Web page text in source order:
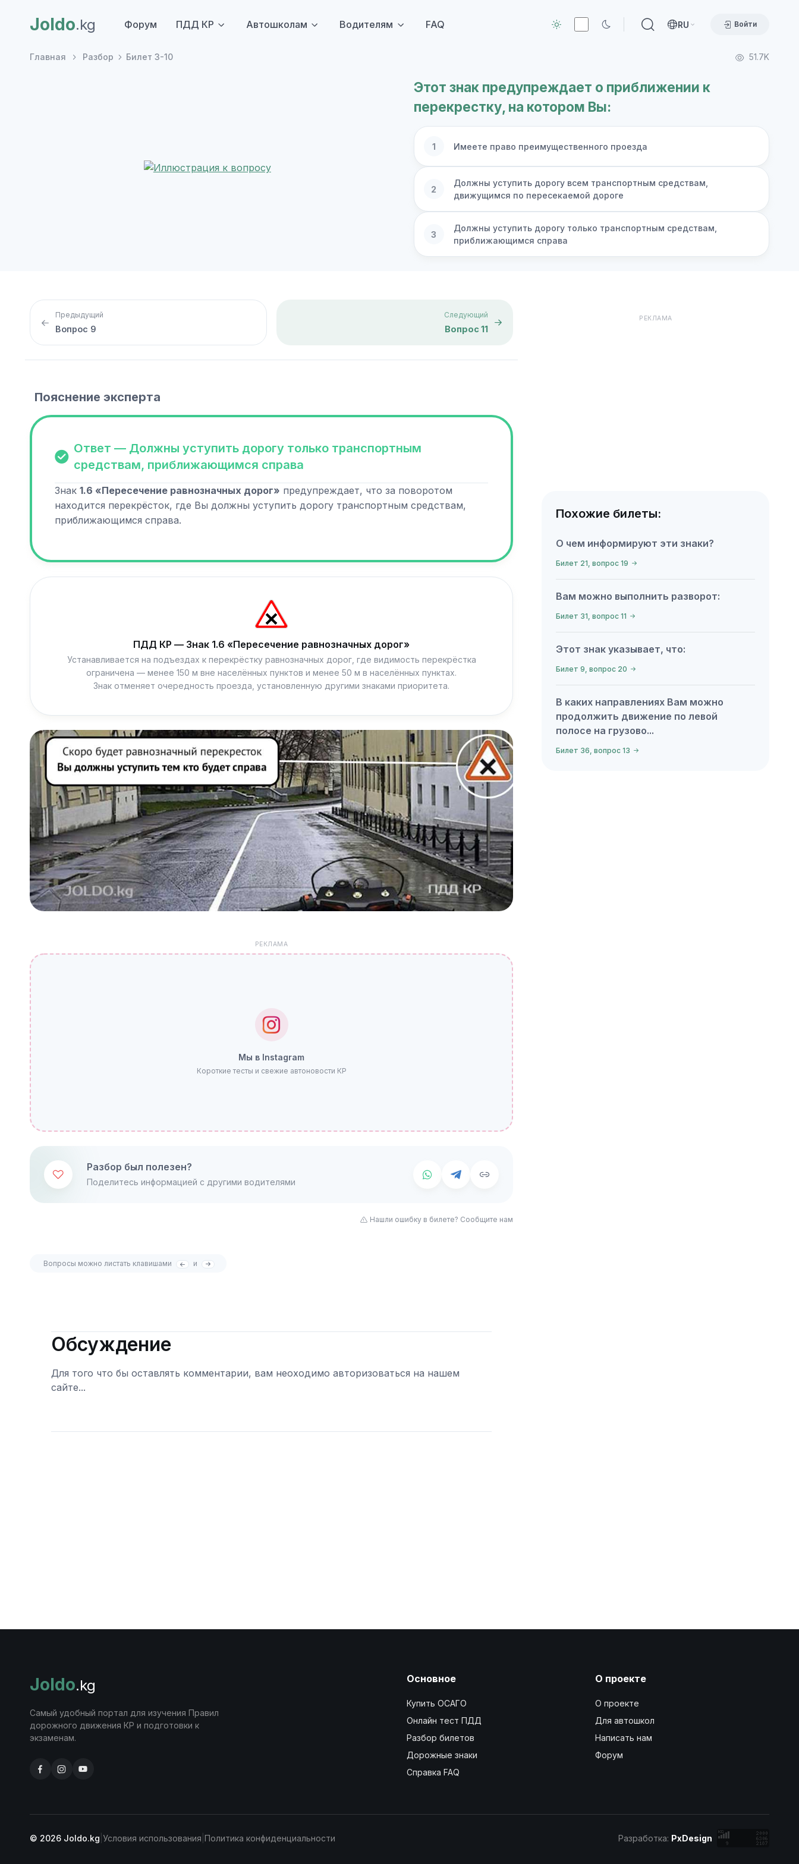
Joldo.kg RU Войти
Форум ПДД КР Автошколам Водителям FAQ
Главная Разбор Билет 3-10 51.7K
Этот знак предупреждает о приближении к
перекрестку, на котором Вы:
1 Имеете право преимущественного проезда
2
Должны уступить дорогу всем транспортным средствам,
движущимся по пересекаемой дороге
3
Должны уступить дорогу только транспортным средствам,
приближающимся справа
Предыдущий
Вопрос 9
Следующий
Вопрос 11
Пояснение эксперта
Ответ — Должны уступить дорогу только транспортным
средствам, приближающимся справа
Знак 1.6 «Пересечение равнозначных дорог» предупреждает, что за поворотом
находится перекрёсток, где Вы должны уступить дорогу транспортным средствам,
приближающимся справа.
ПДД КР — Знак 1.6 «Пересечение равнозначных дорог»
Устанавливается на подъездах к перекрёстку равнозначных дорог, где видимость перекрёстка
ограничена — менее 150 м вне населённых пунктов и менее 50 м в населённых пунктах.
Знак отменяет очередность проезда, установленную другими знаками приоритета.
РЕКЛАМА
Мы в Instagram
Короткие тесты и свежие автоновости КР
Разбор был полезен?
Поделитесь информацией с другими водителями
Нашли ошибку в билете? Сообщите нам
Вопросы можно листать клавишами и
Обсуждение
Для того что бы оставлять комментарии, вам неоходимо авторизоваться на нашем
сайте...
РЕКЛАМА
Похожие билеты:
О чем информируют эти знаки?
Билет 21, вопрос 19
Вам можно выполнить разворот:
Билет 31, вопрос 11
Этот знак указывает, что:
Билет 9, вопрос 20
В каких направлениях Вам можно
продолжить движение по левой
полосе на грузово...
Билет 36, вопрос 13
Joldo.kg
Самый удобный портал для изучения Правил
дорожного движения КР и подготовки к
экзаменам.
Основное
Купить ОСАГО
Онлайн тест ПДД
Разбор билетов
Дорожные знаки
Справка FAQ
О проекте
О проекте
Для автошкол
Написать нам
Форум
© 2026 Joldo.kg Условия использования Политика конфиденциальности Разработка: PxDesign